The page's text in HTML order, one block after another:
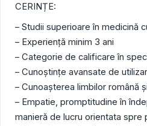
CERINȚE:
– Studii superioare în medicină
– Experiență minim 3 ani
– Categorie de calificare în
– Cunoștințe avansate de
– Cunoașterea limbilor română
– Empatie, promptitudine în
manieră de lucru orientata spre